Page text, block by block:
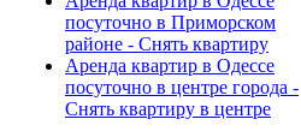
посуточно в Приморском
районе - Снять квартиру
Аренда квартир в Одессе
посуточно в центре города -
Снять квартиру в центре